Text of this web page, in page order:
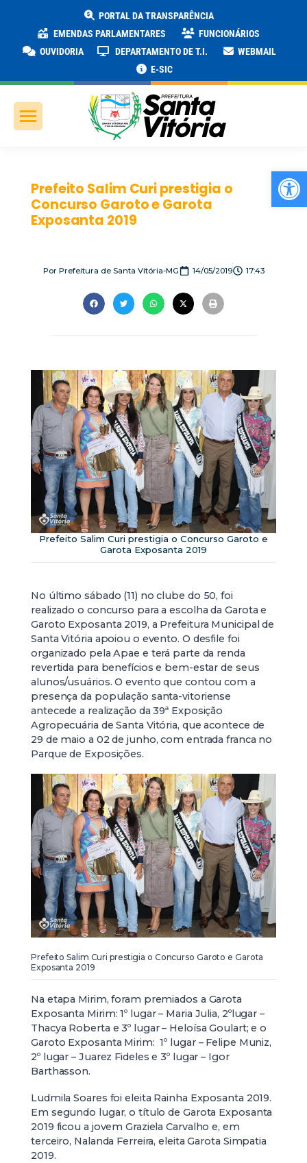
PORTAL DA TRANSPARÊNCIA
EMENDAS PARLAMENTARES
FUNCIONÁRIOS
OUVIDORIA
DEPARTAMENTO DE T.I.
WEBMAIL
E-SIC
Prefeito Salim Curi prestigia o
Concurso Garoto e Garota
Exposanta 2019
PorPrefeitura de Santa Vitória-MG 14/05/2019 17:43
Prefeito Salim Curi prestigia o Concurso Garoto e
Garota Exposanta 2019
No último sábado (11) no clube do 50, foi
realizado o concurso para a escolha da Garota e
Garoto Exposanta 2019, a Prefeitura Municipal de
Santa Vitória apoiou o evento. O desfile foi
organizado pela Apae e terá parte da renda
revertida para benefícios e bem-estar de seus
alunos/usuários. O evento que contou com a
presença da população santa-vitoriense
antecede a realização da 39ª Exposição
Agropecuária de Santa Vitória, que acontece de
29 de maio a 02 de junho, com entrada franca no
Parque de Exposições.
Prefeito Salim Curi prestigia o Concurso Garoto e Garota
Exposanta 2019
Na etapa Mirim, foram premiados a Garota
Exposanta Mirim: 1º lugar – Maria Julia, 2ºlugar –
Thacya Roberta e 3º lugar – Heloísa Goulart; e o
Garoto Exposanta Mirim: 1º lugar – Felipe Muniz,
2º lugar – Juarez Fideles e 3º lugar – Igor
Barthasson.
Ludmila Soares foi eleita Rainha Exposanta 2019.
Em segundo lugar, o título de Garota Exposanta
2019 ficou a jovem Graziela Carvalho e, em
terceiro, Nalanda Ferreira, eleita Garota Simpatia
2019.